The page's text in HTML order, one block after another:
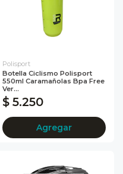
Polisport
Botella Ciclismo Polisport
550ml Caramañolas Bpa Free
Ver...
$ 5.250
Agregar